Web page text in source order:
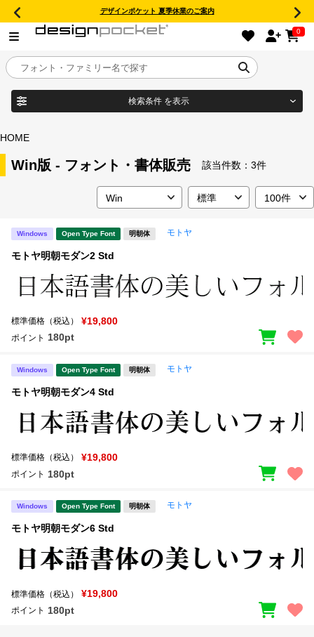
デザインポケット 夏季休業のご案内
0
目的別フォントガイド
年間ライセンス商品
キャンペーン一覧
新着一覧
マイページ
お気に入り
ご利用ガイド
よくあるご質問
検索条件 を表示
フォント形式
宋朝体
教科書体 行書体
江戸文字
すべてを表示
セット or 単体
HOME
Win版 - フォント・書体販売 該当件数： 3件
Windows Open Type Font 明朝体 モトヤ
モトヤ明朝モダン2 Std
標準価格（税込） ¥19,800
ポイント 180pt
Windows Open Type Font 明朝体 モトヤ
モトヤ明朝モダン4 Std
標準価格（税込） ¥19,800
ポイント 180pt
Windows Open Type Font 明朝体 モトヤ
モトヤ明朝モダン6 Std
標準価格（税込） ¥19,800
ポイント 180pt